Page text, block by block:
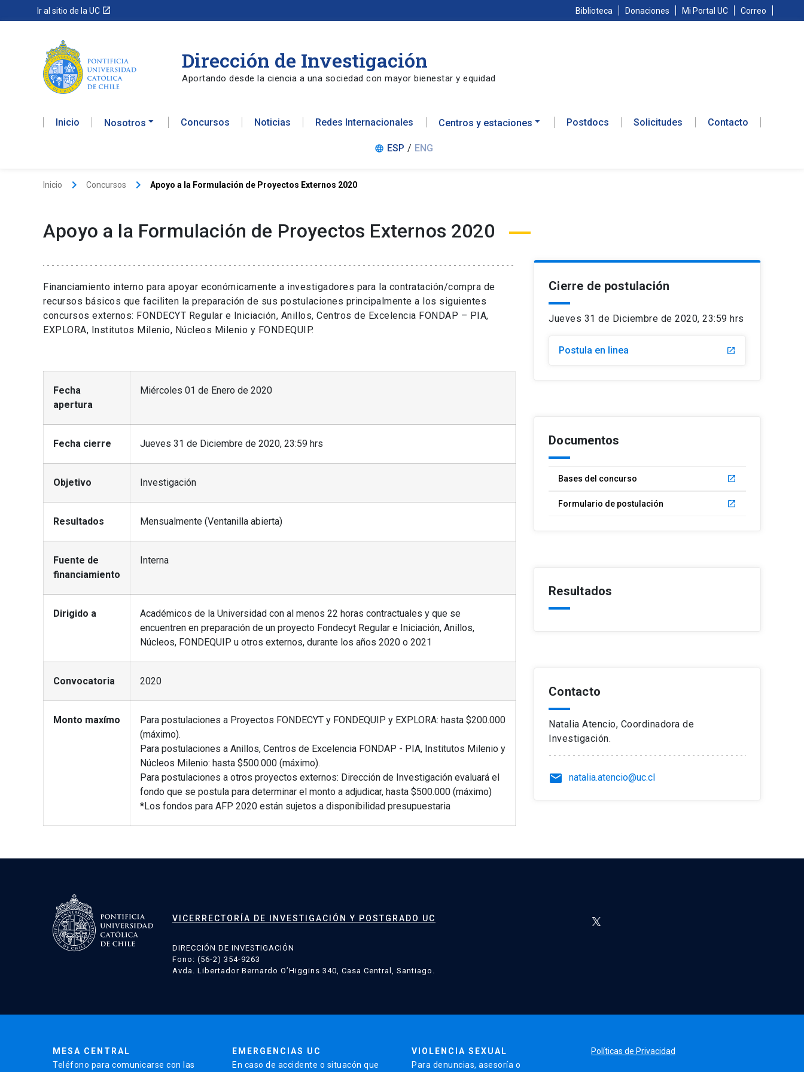
Ir al sitio de la UC launch Biblioteca Donaciones Mi Portal UC Correo
Dirección de Investigación
Aportando desde la ciencia a una sociedad con mayor bienestar y equidad
Inicio Nosotros Concursos Noticias Redes Internacionales Centros y estaciones Postdocs Solicitudes Contacto
language ESP / ENG
Inicio keyboard_arrow_right Concursos keyboard_arrow_right Apoyo a la Formulación de Proyectos Externos 2020
Apoyo a la Formulación de Proyectos Externos 2020
Financiamiento interno para apoyar económicamente a investigadores para la contratación/compra de
recursos básicos que faciliten la preparación de sus postulaciones principalmente a los siguientes
concursos externos: FONDECYT Regular e Iniciación, Anillos, Centros de Excelencia FONDAP – PIA,
EXPLORA, Institutos Milenio, Núcleos Milenio y FONDEQUIP.
Fecha
apertura
Miércoles 01 de Enero de 2020
Fecha cierre Jueves 31 de Diciembre de 2020, 23:59 hrs
Objetivo Investigación
Resultados Mensualmente (Ventanilla abierta)
Fuente de
financiamiento
Interna
Dirigido a
Académicos de la Universidad con al menos 22 horas contractuales y que se
encuentren en preparación de un proyecto Fondecyt Regular e Iniciación, Anillos,
Núcleos, FONDEQUIP u otros externos, durante los años 2020 o 2021
Convocatoria 2020
Monto maxímo
Para postulaciones a Proyectos FONDECYT y FONDEQUIP y EXPLORA: hasta $200.000
(máximo).
Para postulaciones a Anillos, Centros de Excelencia FONDAP - PIA, Institutos Milenio y
Núcleos Milenio: hasta $500.000 (máximo).
Para postulaciones a otros proyectos externos: Dirección de Investigación evaluará el
fondo que se postula para determinar el monto a adjudicar, hasta $500.000 (máximo)
*Los fondos para AFP 2020 están sujetos a disponibilidad presupuestaria
Cierre de postulación
Jueves 31 de Diciembre de 2020, 23:59 hrs
Postula en linea launch
Documentos
Bases del concurso launch
Formulario de postulación launch
Resultados
Contacto
Natalia Atencio, Coordinadora de
Investigación.
email natalia.atencio@uc.cl
VICERRECTORÍA DE INVESTIGACIÓN Y POSTGRADO UC
DIRECCIÓN DE INVESTIGACIÓN
Fono: (56-2) 354-9263
Avda. Libertador Bernardo O’Higgins 340, Casa Central, Santiago.
MESA CENTRAL
Teléfono para comunicarse con las
EMERGENCIAS UC
En caso de accidente o situacón que
VIOLENCIA SEXUAL
Para denuncias, asesoría o
Políticas de Privacidad